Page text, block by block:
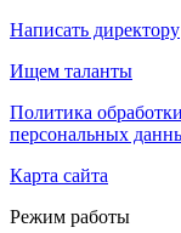
Написать директору
Ищем таланты
Политика обработки
персональных
Карта сайта
Режим работы